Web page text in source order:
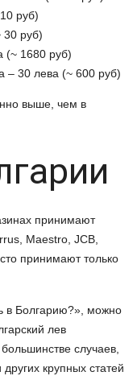
руб)
30 руб)
(~ 1680 руб)
– 30 лева (~ 600 руб)
выше, чем в
принимают
Maestro, JCB,
принимают только
в Болгарию?», можно
лев
случаев,
крупных статей